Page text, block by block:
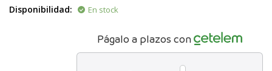
Disponibilidad: En stock
Págalo a plazos con